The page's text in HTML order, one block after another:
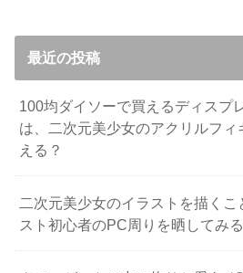
最近の投稿
100均ダイソーで買えるディスプ
は、二次元美少女のアクリルフィ
える？
二次元美少女のイラストを描くこ
スト初心者のPC周りを晒してみ